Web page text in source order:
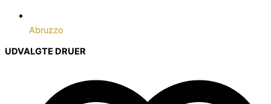
Abruzzo
UDVALGTE DRUER